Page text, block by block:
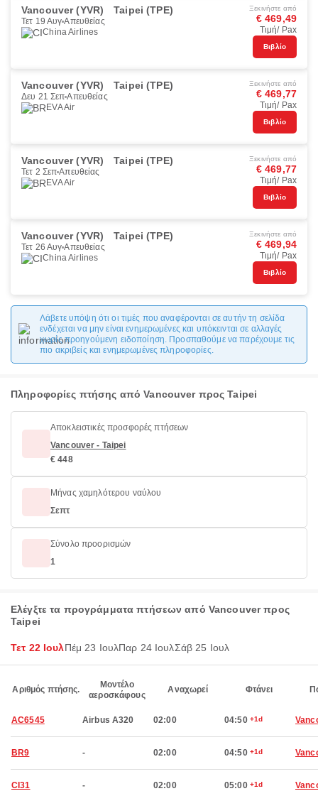
Vancouver (YVR) Taipei (TPE)
Τετ 19 Αυγ Απευθείας
China Airlines
Ξεκινήστε από
€ 469,49
Τιμή/ Pax
Βιβλίο
Vancouver (YVR) Taipei (TPE)
Δευ 21 Σεπ Απευθείας
EVA Air
Ξεκινήστε από
€ 469,77
Τιμή/ Pax
Βιβλίο
Vancouver (YVR) Taipei (TPE)
Τετ 2 Σεπ Απευθείας
EVA Air
Ξεκινήστε από
€ 469,77
Τιμή/ Pax
Βιβλίο
Vancouver (YVR) Taipei (TPE)
Τετ 26 Αυγ Απευθείας
China Airlines
Ξεκινήστε από
€ 469,94
Τιμή/ Pax
Βιβλίο
Λάβετε υπόψη ότι οι τιμές που αναφέρονται σε αυτήν τη σελίδα
ενδέχεται να μην είναι ενημερωμένες και υπόκεινται σε αλλαγές
χωρίς προηγούμενη ειδοποίηση. Προσπαθούμε να παρέχουμε τις
πιο ακριβείς και ενημερωμένες πληροφορίες.
Πληροφορίες πτήσης από Vancouver προς Taipei
Αποκλειστικές προσφορές πτήσεων
Vancouver - Taipei
€ 448
Μήνας χαμηλότερου ναύλου
Σεπτ
Σύνολο προορισμών
1
Ελέγξτε τα προγράμματα πτήσεων από Vancouver προς
Taipei
Τετ 22 ΙουλΠέμ 23 ΙουλΠαρ 24 ΙουλΣάβ 25 Ιουλ
Αριθμός πτήσης.
Μοντέλο
αεροσκάφους
Αναχωρεί Φτάνει
AC6545 Airbus A320 02:00 04:50 +1d
BR9 - 02:00 04:50 +1d
CI31 - 02:00 05:00 +1d